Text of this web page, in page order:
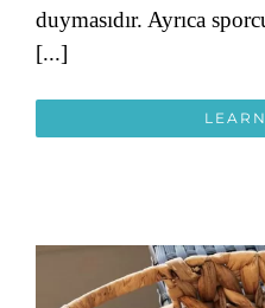
duymasıdır. Ayrıca
[...]